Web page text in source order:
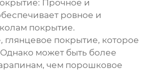
Прочное и
ровное и
покрытие.
глянцевое покрытие, которое
Однако может быть более
чем порошковое